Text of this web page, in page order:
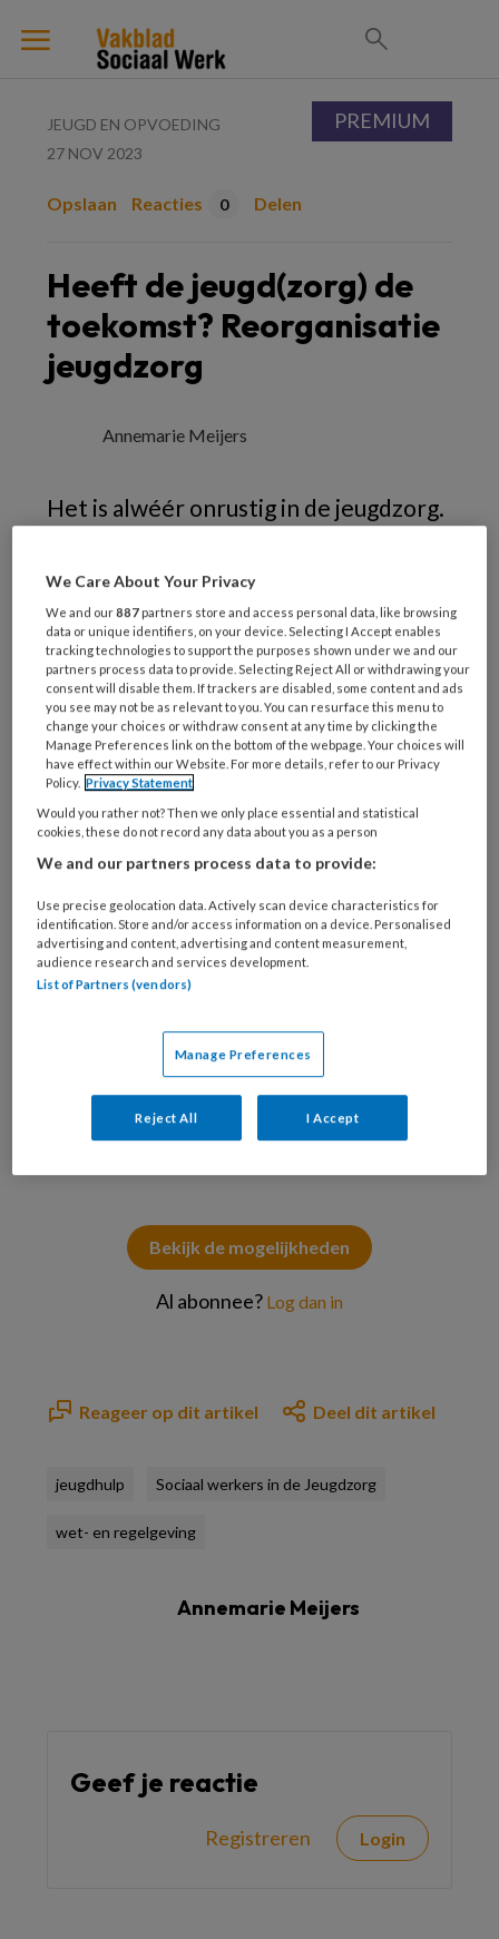
JEUGD EN OPVOEDING
27 NOV 2023
Opslaan Reacties 0 Delen
Heeft de jeugd(zorg) de
toekomst? Reorganisatie
jeugdzorg
Annemarie Meijers
Het is alwéér onrustig in de jeugdzorg.
doende met hervormingen, maar het is
zeer de vraag of die tot zodanige
veranderingen leiden dat de valkuilen
van de afgelopen vijftig jaar vermeden
worden.
*** Local Caption *** © anekoho / stock.adobe.com
Bekijk de mogelijkheden
Al abonnee? Log dan in
PREMIUM
Reageer op dit artikel Deel dit artikel
jeugdhulp Sociaal werkers in de Jeugdzorg
wet- en regelgeving
Annemarie Meijers
Geef je reactie
Registreren Login
We Care About Your Privacy
We and our887 partners store and access personal data, like browsing
data or unique identifiers, on your device. Selecting I Accept enables
tracking technologies to support the purposes shown under we and our
partners process data to provide. Selecting Reject All or withdrawing your
consent will disable them. If trackers are disabled, some content and ads
you see may not be as relevant to you. You can resurface this menu to
change your choices or withdraw consent at any time by clicking the
Manage Preferences link on the bottom of the webpage. Your choices will
have effect within our Website. For more details, refer to our Privacy
Policy. Privacy Statement
Would you rather not? Then we only place essential and statistical
cookies, these do not record any data about you as a person
We and our partners process data to provide:
Use precise geolocation data. Actively scan device characteristics for
identification. Store and/or access information on a device. Personalised
advertising and content, advertising and content measurement,
audience research and services development.
List of Partners (vendors)
Manage Preferences
Reject All I Accept